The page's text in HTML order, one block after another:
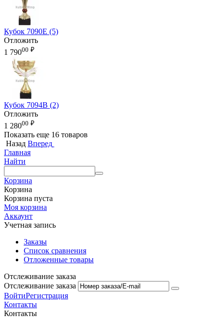
Кубок 7090E (5)
Отложить
1 79000 ₽
Кубок 7094B (2)
Отложить
1 28000 ₽
Показать еще 16 товаров
Назад Вперед
Главная
Найти
Корзина
Корзина
Корзина пуста
Моя корзина
Аккаунт
Учетная запись
Заказы
Список сравнения
Отложенные товары
Отслеживание заказа
Отслеживание заказа
ВойтиРегистрация
Контакты
Контакты